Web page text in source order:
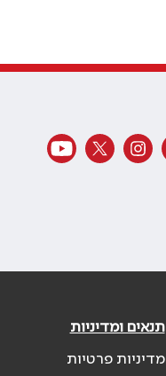
תנאים ומדיניות
מדיניות פרטיות